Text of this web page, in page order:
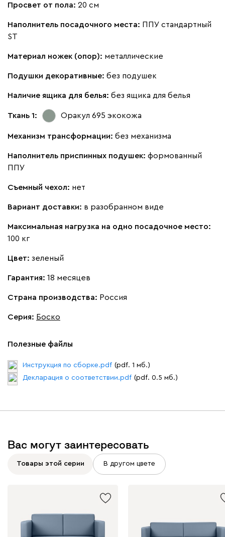
Просвет от пола: 20 см
Наполнитель посадочного места: ППУ стандартный
ST
Материал ножек (опор): металлические
Подушки декоративные: без подушек
Наличие ящика для белья: без ящика для белья
Ткань 1: Оракул 695 экокожа
Механизм трансформации: без механизма
Наполнитель приспинных подушек: формованный
ППУ
Съемный чехол: нет
Вариант доставки: в разобранном виде
Максимальная нагрузка на одно посадочное место:
100 кг
Цвет: зеленый
Гарантия: 18 месяцев
Страна производства: Россия
Серия: Боско
Полезные файлы
Инструкция по сборке.pdf (pdf. 1 мб.)
Декларация о соответствии.pdf (pdf. 0.5 мб.)
Вас могут заинтересовать
Товары этой серии В другом цвете